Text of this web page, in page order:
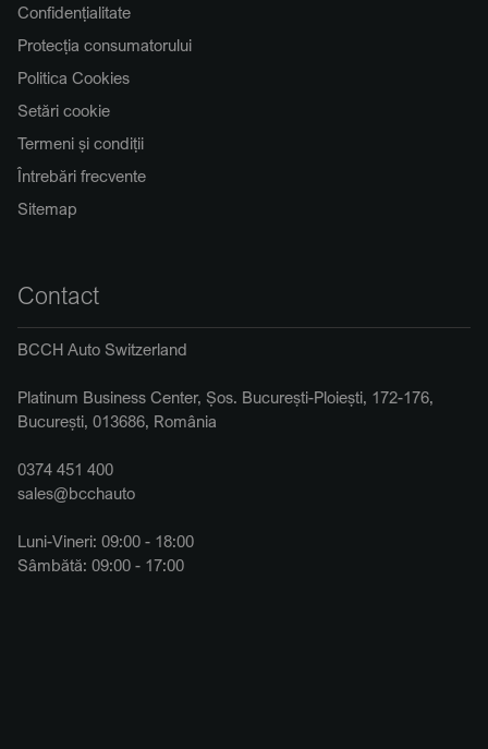
Confidențialitate
Protecția consumatorului
Politica Cookies
Setări cookie
Termeni și condiții
Întrebări frecvente
Sitemap
Contact
BCCH Auto Switzerland
Platinum Business Center, Șos. București-Ploiești, 172-176,
București, 013686, România
0374 451 400
sales@bcchauto
Luni-Vineri: 09:00 - 18:00
Sâmbătă: 09:00 - 17:00